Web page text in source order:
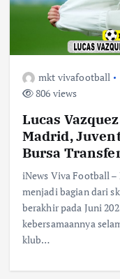
mkt vivafootball
806 views
Lucas
Madrid,
Bursa
iNews Viva Football
menjadi bagian dari
berakhir pada Juni
kebersamaannya
klub…